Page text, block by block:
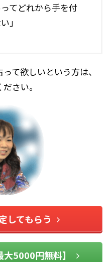
てどれから手を付
」
て欲しいという方は、
さい。
してもらう
5000円無料】